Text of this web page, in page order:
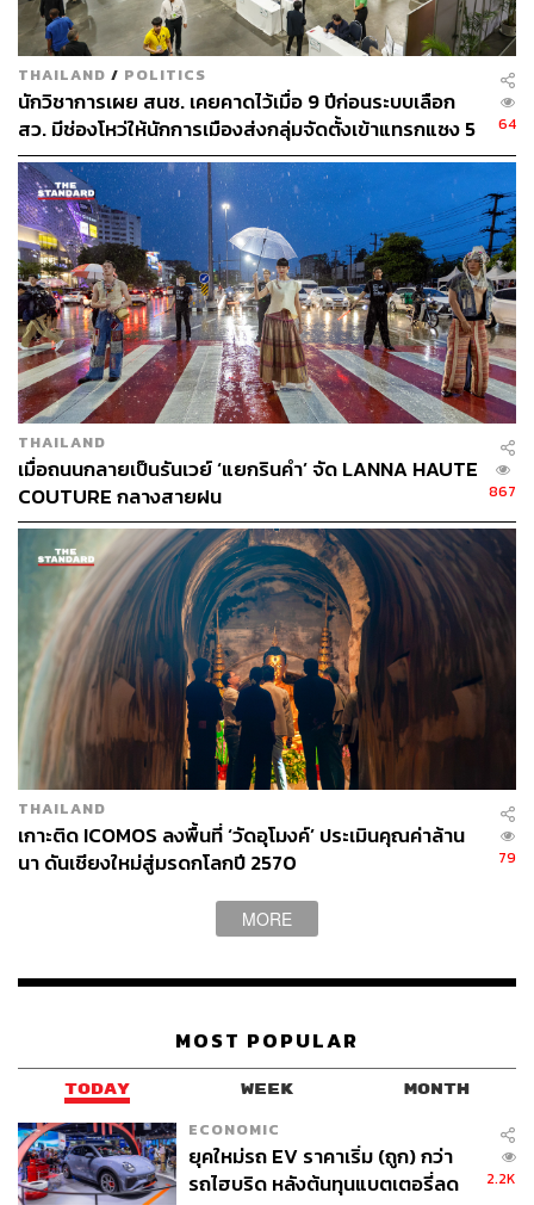
THAILAND / POLITICS
นักวิชาการเผย สนช. เคยคาดไว้เมื่อ 9 ปีก่อนระบบเลือก
สว. มีช่องโหว่ให้นักการเมืองส่งกลุ่มจัดตั้งเข้าแทรกแซง 5
พันล้านยึดประเทศได้
64
THAILAND
เมื่อถนนกลายเป็นรันเวย์ ‘แยกรินคำ’ จัด LANNA HAUTE
COUTURE กลางสายฝน
867
THAILAND
เกาะติด ICOMOS ลงพื้นที่ ‘วัดอุโมงค์’ ประเมินคุณค่าล้าน
นา ดันเชียงใหม่สู่มรดกโลกปี 2570
79
MORE
MOST POPULAR
TODAY WEEK MONTH
ECONOMIC
ยุคใหม่รถ EV ราคาเริ่ม (ถูก) กว่า
รถไฮบริด หลังต้นทุนแบตเตอรี่ลด
2.2K